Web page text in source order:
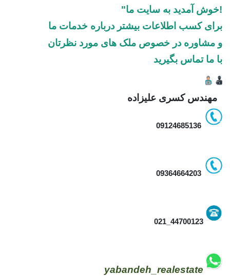
!خوش آمدید به سایت ما"
برای کسب اطلاعات بیشتر درباره خدمات ما
و مشاوره در خصوص ملک های مورد نظرتان
با ما تماس بگیرید
مهندس کسری علیزاده
yabandeh_realestate